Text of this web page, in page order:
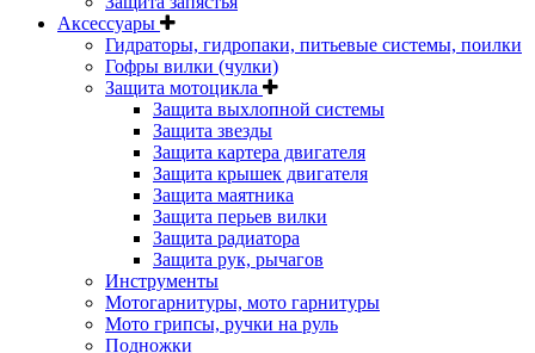
Аксессуары
Гидраторы, гидропаки, питьевые системы, поилки
Гофры вилки (чулки)
Защита мотоцикла
Защита выхлопной системы
Защита звезды
Защита картера двигателя
Защита крышек двигателя
Защита маятника
Защита перьев вилки
Защита радиатора
Защита рук, рычагов
Инструменты
Мотогарнитуры, мото гарнитуры
Мото грипсы, ручки на руль
Подножки